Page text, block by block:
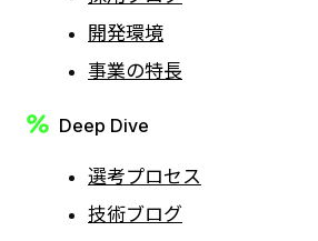
開発環境
事業の特長
Deep Dive
選考プロセス
技術ブログ